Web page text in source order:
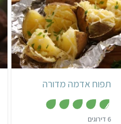
קל שעה ו-10 דקות
תפוח אדמה מדורה
6 דירוגים